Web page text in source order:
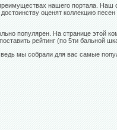
нашего портала. Наш
оценят коллекцию
популярен. На странице этой
рейтинг (по 5ти бальной
ведь мы собрали для вас самые